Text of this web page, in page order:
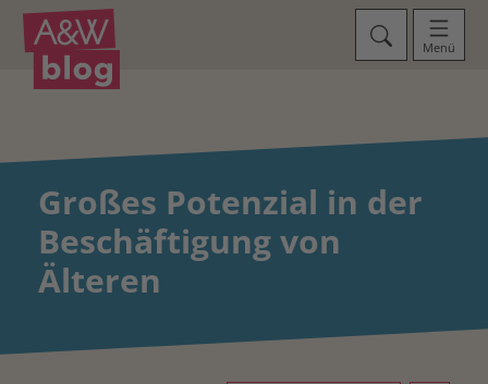
Menü
Großes Potenzial in der
Beschäf­tigung von
Älteren